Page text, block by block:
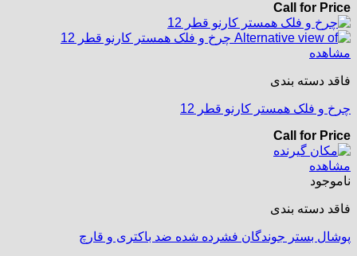
Call for Price
مشاهده
فاقد دسته بندی
چرخ و فلک همستر کارنو قطر 12
Call for Price
مشاهده
ناموجود
فاقد دسته بندی
پوشال بستر جوندگان فشرده شده ضد باکتری و قارچ